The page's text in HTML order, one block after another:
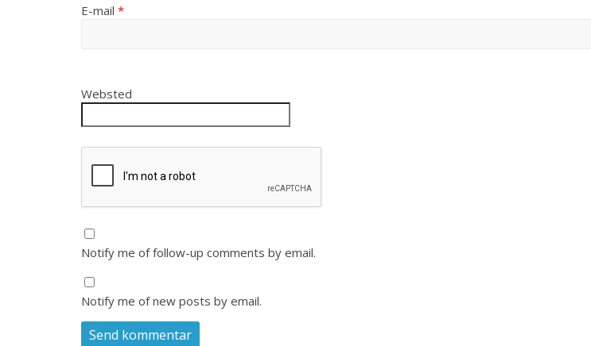
E-mail *
Websted
Notify me of follow-up comments by email.
Notify me of new posts by email.